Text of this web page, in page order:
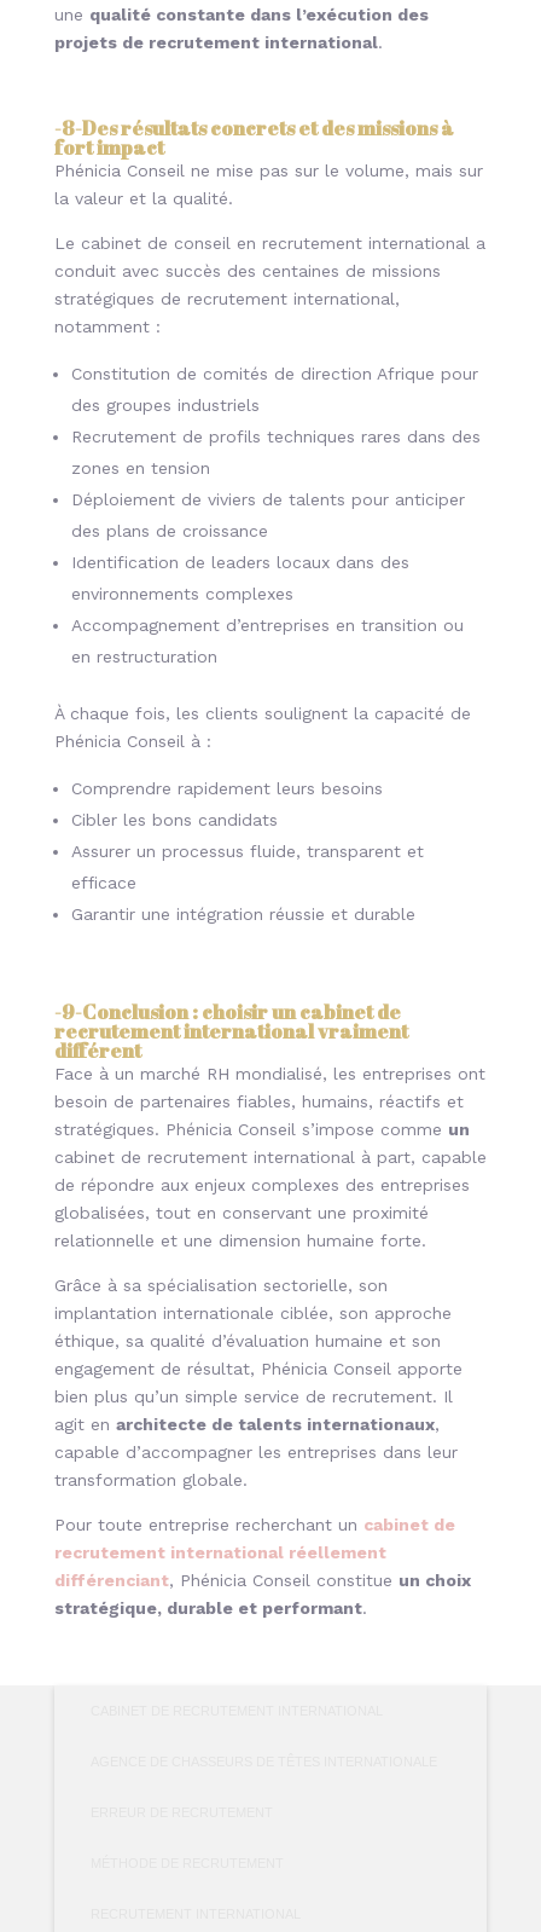
une qualité constante dans l’exécution des
projets de recrutement international.
-8-Des résultats concrets et des missions à
fort impact
Phénicia Conseil ne mise pas sur le volume, mais sur
la valeur et la qualité.
Le cabinet de conseil en recrutement international a
conduit avec succès des centaines de missions
stratégiques de recrutement international,
notamment :
Constitution de comités de direction Afrique pour
des groupes industriels
Recrutement de profils techniques rares dans des
zones en tension
Déploiement de viviers de talents pour anticiper
des plans de croissance
Identification de leaders locaux dans des
environnements complexes
Accompagnement d’entreprises en transition ou
en restructuration
À chaque fois, les clients soulignent la capacité de
Phénicia Conseil à :
Comprendre rapidement leurs besoins
Cibler les bons candidats
Assurer un processus fluide, transparent et
efficace
Garantir une intégration réussie et durable
-9-Conclusion : choisir un cabinet de
recrutement international vraiment
différent
Face à un marché RH mondialisé, les entreprises ont
besoin de partenaires fiables, humains, réactifs et
stratégiques. Phénicia Conseil s’impose comme un
cabinet de recrutement international à part, capable
de répondre aux enjeux complexes des entreprises
globalisées, tout en conservant une proximité
relationnelle et une dimension humaine forte.
Grâce à sa spécialisation sectorielle, son
implantation internationale ciblée, son approche
éthique, sa qualité d’évaluation humaine et son
engagement de résultat, Phénicia Conseil apporte
bien plus qu’un simple service de recrutement. Il
agit en architecte de talents internationaux,
capable d’accompagner les entreprises dans leur
transformation globale.
Pour toute entreprise recherchant un cabinet de
recrutement international réellement
différenciant, Phénicia Conseil constitue un choix
stratégique, durable et performant.